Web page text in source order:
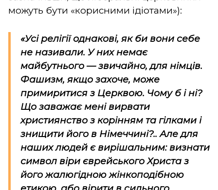
можуть бути «корисними ідіотами»):
«Усі релігії однакові, як би вони себе
не називали. У них немає
майбутнього — звичайно, для німців.
Фашизм, якщо захоче, може
примиритися з Церквою. Чому б і ні?
Що заважає мені вирвати
християнство з корінням та гілками і
знищити його в Німеччині?.. Але для
наших людей є вирішальним: визнати
символ віри єврейського Христа з
його жалюгідною жінкоподібною